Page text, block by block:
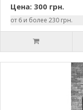
Цена: 300 грн.
от 6 и более 230 грн.